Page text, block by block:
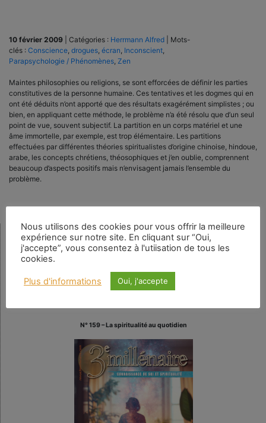
10 février 2009 Catégories : Herrmann Alfred
Mots-
clés : Conscience drogues écran Inconscient
Parapsychologie / Phénomènes Zen
Maintes philosophies ou religions, se sont efforcées de définir les parties
constitutives de la personne humaine. Ces tentatives et les dogmes qui en
ont été déduits n’ont apporté que des résultats exagérément simplistes ; ou
bien, en appliquant cette méthode, le problème n’a été résolu que d’un seul
point de vue, souvent subjectif. La partition en un corps matériel et une
âme immortelle, par exemple, est trop élémentaire. Les partitions
effectuées par différentes théories spiritualistes d’origine chinoise, hindoue,
arabe, les concepts chrétiens, théosophiques et j’en oublie, comprennent
beaucoup d’aspects positifs mais n’envisagent jamais l’ensemble du
problème.
Rechercher
N° 159 – La spiritualité au quotidien
Nous utilisons des cookies pour vous offrir la meilleure
expérience sur notre site. En cliquant sur “Oui,
j'accepte”, vous consentez à l'utiisation de tous les
cookies.
Plus d'informations Oui, j'accepte